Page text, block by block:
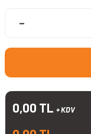
0,00 TL + KDV